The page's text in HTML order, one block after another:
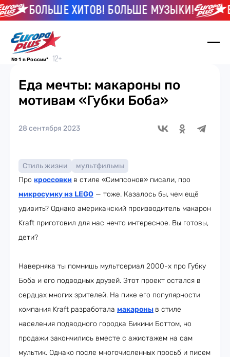
БОЛЬШЕ ХИТОВ! БОЛЬШЕ МУЗЫКИ!
№ 1 в России*
Еда мечты: макароны по
мотивам «Губки Боба»
28 сентября 2023
Стиль жизни
мультфильмы
Про кроссовки в стиле «Симпсонов» писали, про
микросумку из LEGO — тоже. Казалось бы, чем ещё
удивить? Однако американский производитель макарон
Kraft приготовил для нас нечто интересное. Вы готовы,
дети?
Наверняка ты помнишь мультсериал 2000-х про Губку
Боба и его подводных друзей. Этот проект остался в
сердцах многих зрителей. На пике его популярности
компания Kraft разработала макароны в стиле
населения подводного городка Бикини Боттом, но
продажи закончились вместе с ажиотажем на сам
мультик. Однако после многочисленных просьб и писем